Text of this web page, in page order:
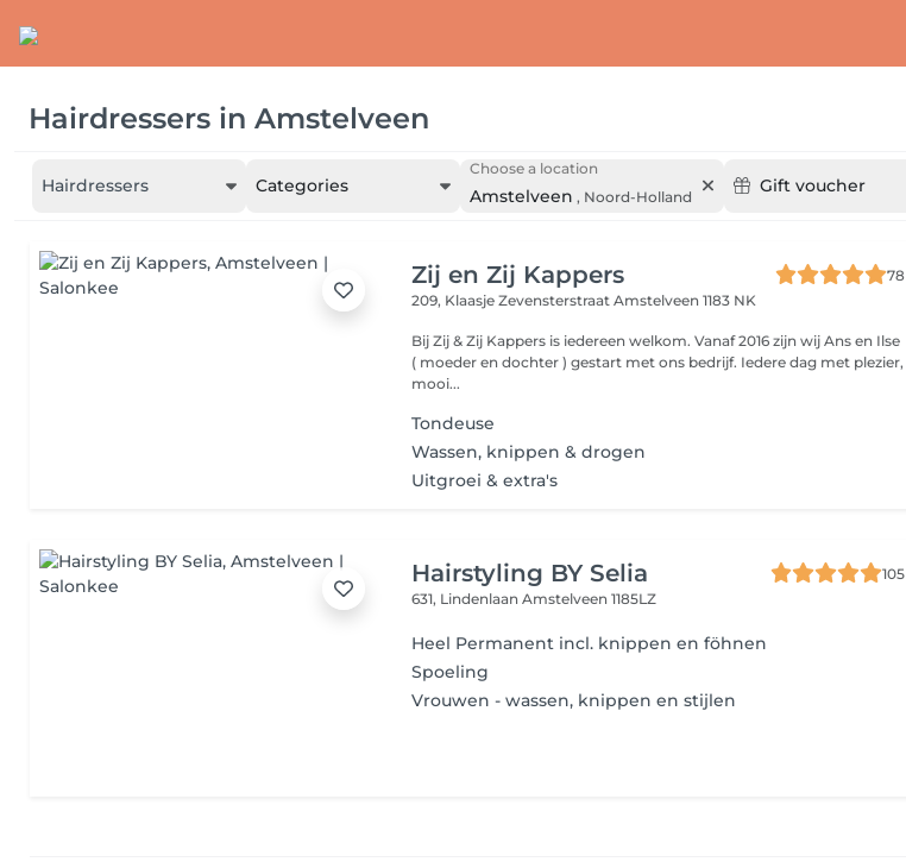
Hairdressers in Amstelveen
Hairdressers Categories
Choose a location
Amstelveen , Noord-Holland
Gift voucher
Zij en Zij Kappers
78
209, Klaasje ZevensterstraatAmstelveen 1183 NK
Bij Zij & Zij Kappers is iedereen welkom. Vanaf 2016 zijn wij Ans en Ilse
( moeder en dochter ) gestart met ons bedrijf. Iedere dag met plezier,
mooi...
Tondeuse
Wassen, knippen & drogen
Uitgroei & extra's
Hairstyling BY Selia
105
631, LindenlaanAmstelveen 1185LZ
Heel Permanent incl. knippen en föhnen
Spoeling
Vrouwen - wassen, knippen en stijlen